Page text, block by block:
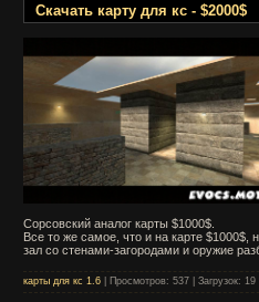
Скачать карту для кс - $2000$
Сорсовский аналог карты $1000$.
Все то же самое, что и на карте $1000$,
зал со стенами-загородами и оружие
карты для кс 1.6 Просмотров: 537 Загрузок: 19